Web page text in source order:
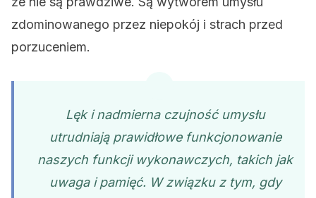
zdominowanego przez niepokój i strach przed
porzuceniem.
Lęk i nadmierna czujność umysłu
utrudniają prawidłowe funkcjonowanie
naszych funkcji wykonawczych, takich jak
uwaga i pamięć. W związku z tym, gdy